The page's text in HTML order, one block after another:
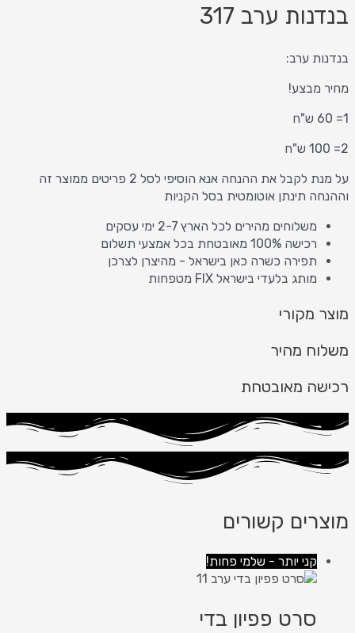
בנדנות ערב 317
בנדנות ערב:
מחיר מבצע!
1= 60 ש"ח
2= 100 ש"ח
על מנת לקבל את ההנחה אנא הוסיפי לסל 2 פריטים ממוצר זה
וההנחה תינתן אוטומטית בסל הקניות
משלוחים מהירים לכל הארץ 2-7 ימי עסקים
רכישה 100% מאובטחת בכל אמצעי תשלום
תפירה כשרה כאן בישראל - מהיצרן לצרכן
מותג בלעדי בישראל FIX מטפחות
מוצר מקורי
משלוח מהיר
רכישה מאובטחת
מוצרים קשורים
קני יותר - שלמי פחות!
סרט פפיון בדי